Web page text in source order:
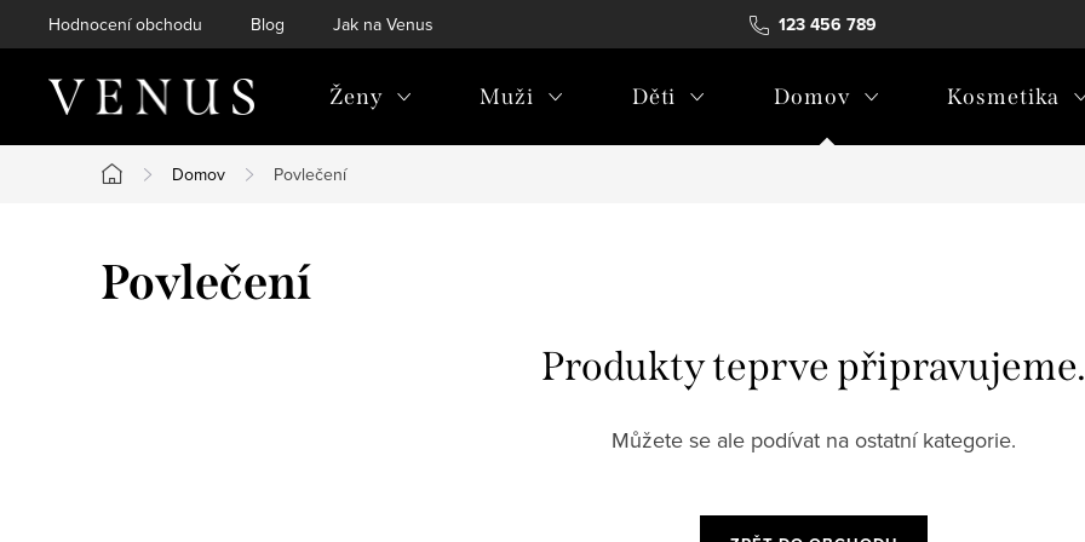
na
123 456 789
Hodnocení obchodu Blog Jak na Venus
Ženy Muži Děti Domov Kosmetika
Domů
Domov Povlečení
Povlečení
Produkty teprve připravujeme.
Můžete se ale podívat na ostatní kategorie.